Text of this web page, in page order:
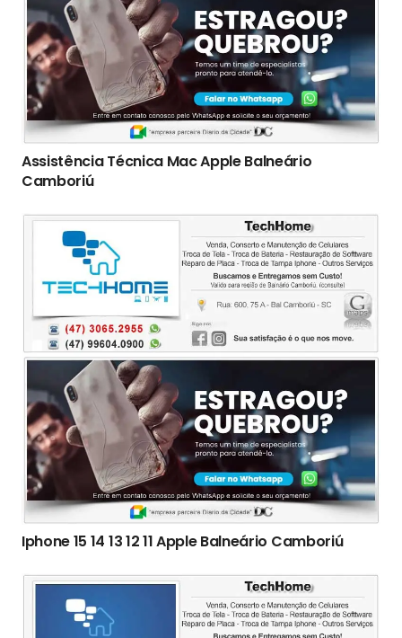
Assistência Técnica Mac Apple Balneário
Camboriú
Iphone 15 14 13 12 11 Apple Balneário Camboriú